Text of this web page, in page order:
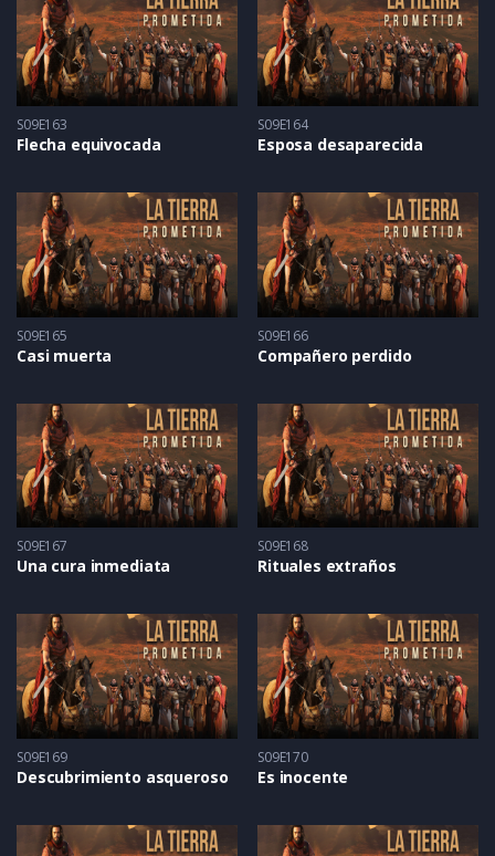
S09E163
Flecha equivocada
S09E164
Esposa desaparecida
S09E165
Casi muerta
S09E166
Compañero perdido
S09E167
Una cura inmediata
S09E168
Rituales extraños
S09E169
Descubrimiento asqueroso
S09E170
Es inocente